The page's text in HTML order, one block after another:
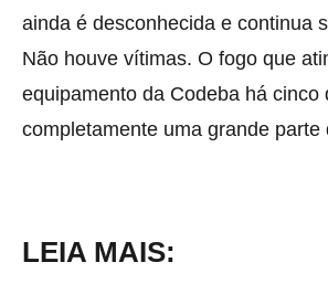
ainda é desconhecida e continua
Não houve vítimas. O fogo que
equipamento da Codeba há cinco
completamente uma grande parte
LEIA MAIS: